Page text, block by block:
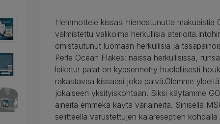
Hemmottele kissasi hienostunutta
valmistettu valikoima herkullisia
omistautunut luomaan herkullisia ja
Perle Ocean Flakes: näissä herkullisissa,
leikatut palat on kypsennetty huolellisesti
rakastavaa kissaasi joka päivä.Olemme
jokaiseen yksityiskohtaan. Siksi käytämme
aineita emmekä käytä väriaineita. Sinisellä
selitteellä varustettujen kalareseptien